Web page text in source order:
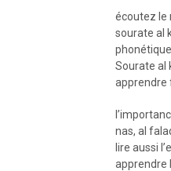
écoutez le
sourate al
Sourate al
apprendre
nas, al
lire aussi
apprendre